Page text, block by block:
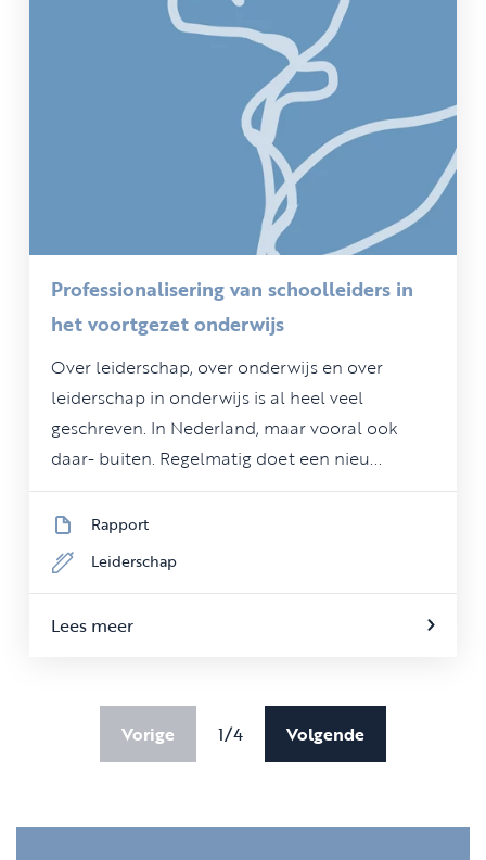
Professionalisering van schoolleiders in
het voortgezet onderwijs
Over leiderschap, over onderwijs en over
leiderschap in onderwijs is al heel veel
geschreven. In Nederland, maar vooral ook
daar- buiten. Regelmatig doet een nieu...
Rapport
Leiderschap
Lees meer
Vorige 1/4 Volgende